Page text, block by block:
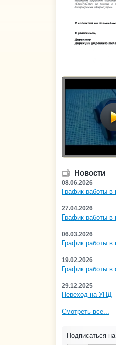
Новости
08.06.2026
График работы в
27.04.2026
График работы в
06.03.2026
График работы в
19.02.2026
График работы
29.12.2025
Переход на УПД
Смотреть все...
Подписаться